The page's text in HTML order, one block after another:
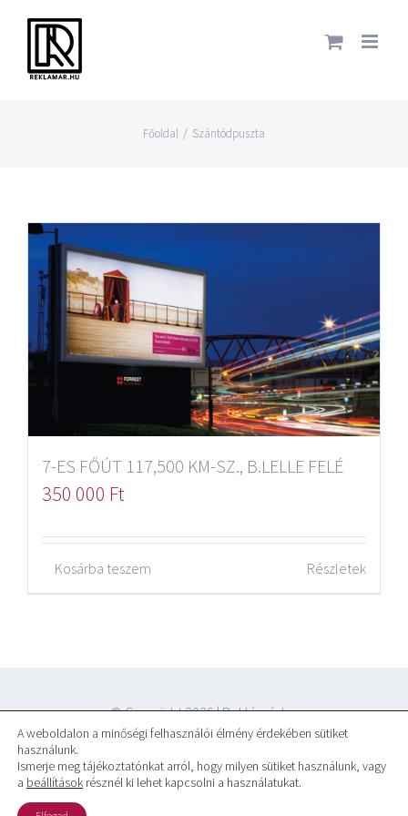
Főoldal / Szántódpuszta
7-ES FŐÚT 117,500 KM-SZ., B.LELLE FELÉ
350 000 Ft
Kosárba teszem Részletek
© Copyright2026 |Reklámár.hu
A weboldalon a minőségi felhasználói élmény érdekében sütiket
használunk.
Ismerje meg tájékoztatónkat arról, hogy milyen sütiket használunk, vagy
a beállítások résznél ki lehet kapcsolni a használatukat.